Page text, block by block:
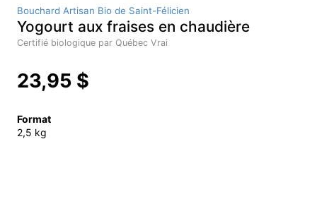
Bouchard Artisan Bio de Saint-Félicien
Yogourt aux fraises en chaudière
Certifié biologique par Québec Vrai
23,95 $
Format
2,5 kg